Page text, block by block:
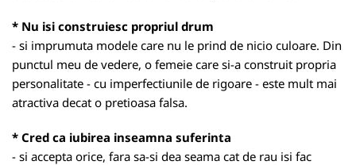
* Nu isi construiesc propriul drum
- si imprumuta modele care nu le prind de nicio culoare. Din
punctul meu de vedere, o femeie care si-a construit propria
personalitate - cu imperfectiunile de rigoare - este mult mai
atractiva decat o pretioasa falsa.
* Cred ca iubirea inseamna suferinta
- si accepta orice, fara sa-si dea seama cat de rau isi fac